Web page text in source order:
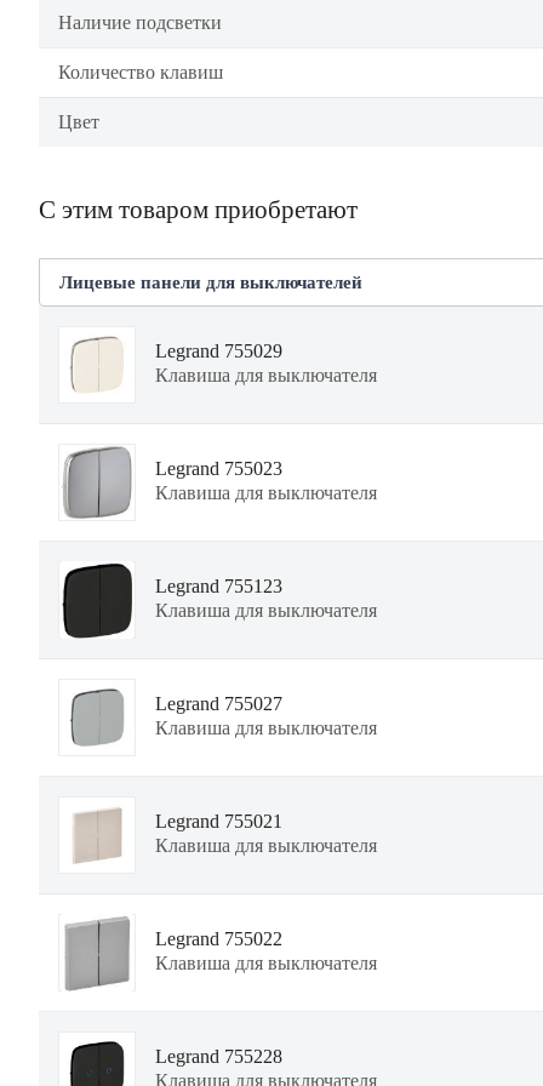
Наличие подсветки
Количество клавиш
Цвет
С этим товаром приобретают
Лицевые панели для выключателей
Legrand 755029
Клавиша для выключателя
Legrand 755023
Клавиша для выключателя
Legrand 755123
Клавиша для выключателя
Legrand 755027
Клавиша для выключателя
Legrand 755021
Клавиша для выключателя
Legrand 755022
Клавиша для выключателя
Legrand 755228
Клавиша для выключателя